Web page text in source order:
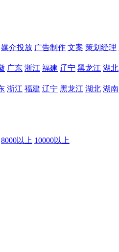
媒介投放 广告制作 文案 策划经理
广东 浙江 福建 辽宁 黑龙江 湖北
浙江 福建 辽宁 黑龙江 湖北 湖南
8000以上 10000以上